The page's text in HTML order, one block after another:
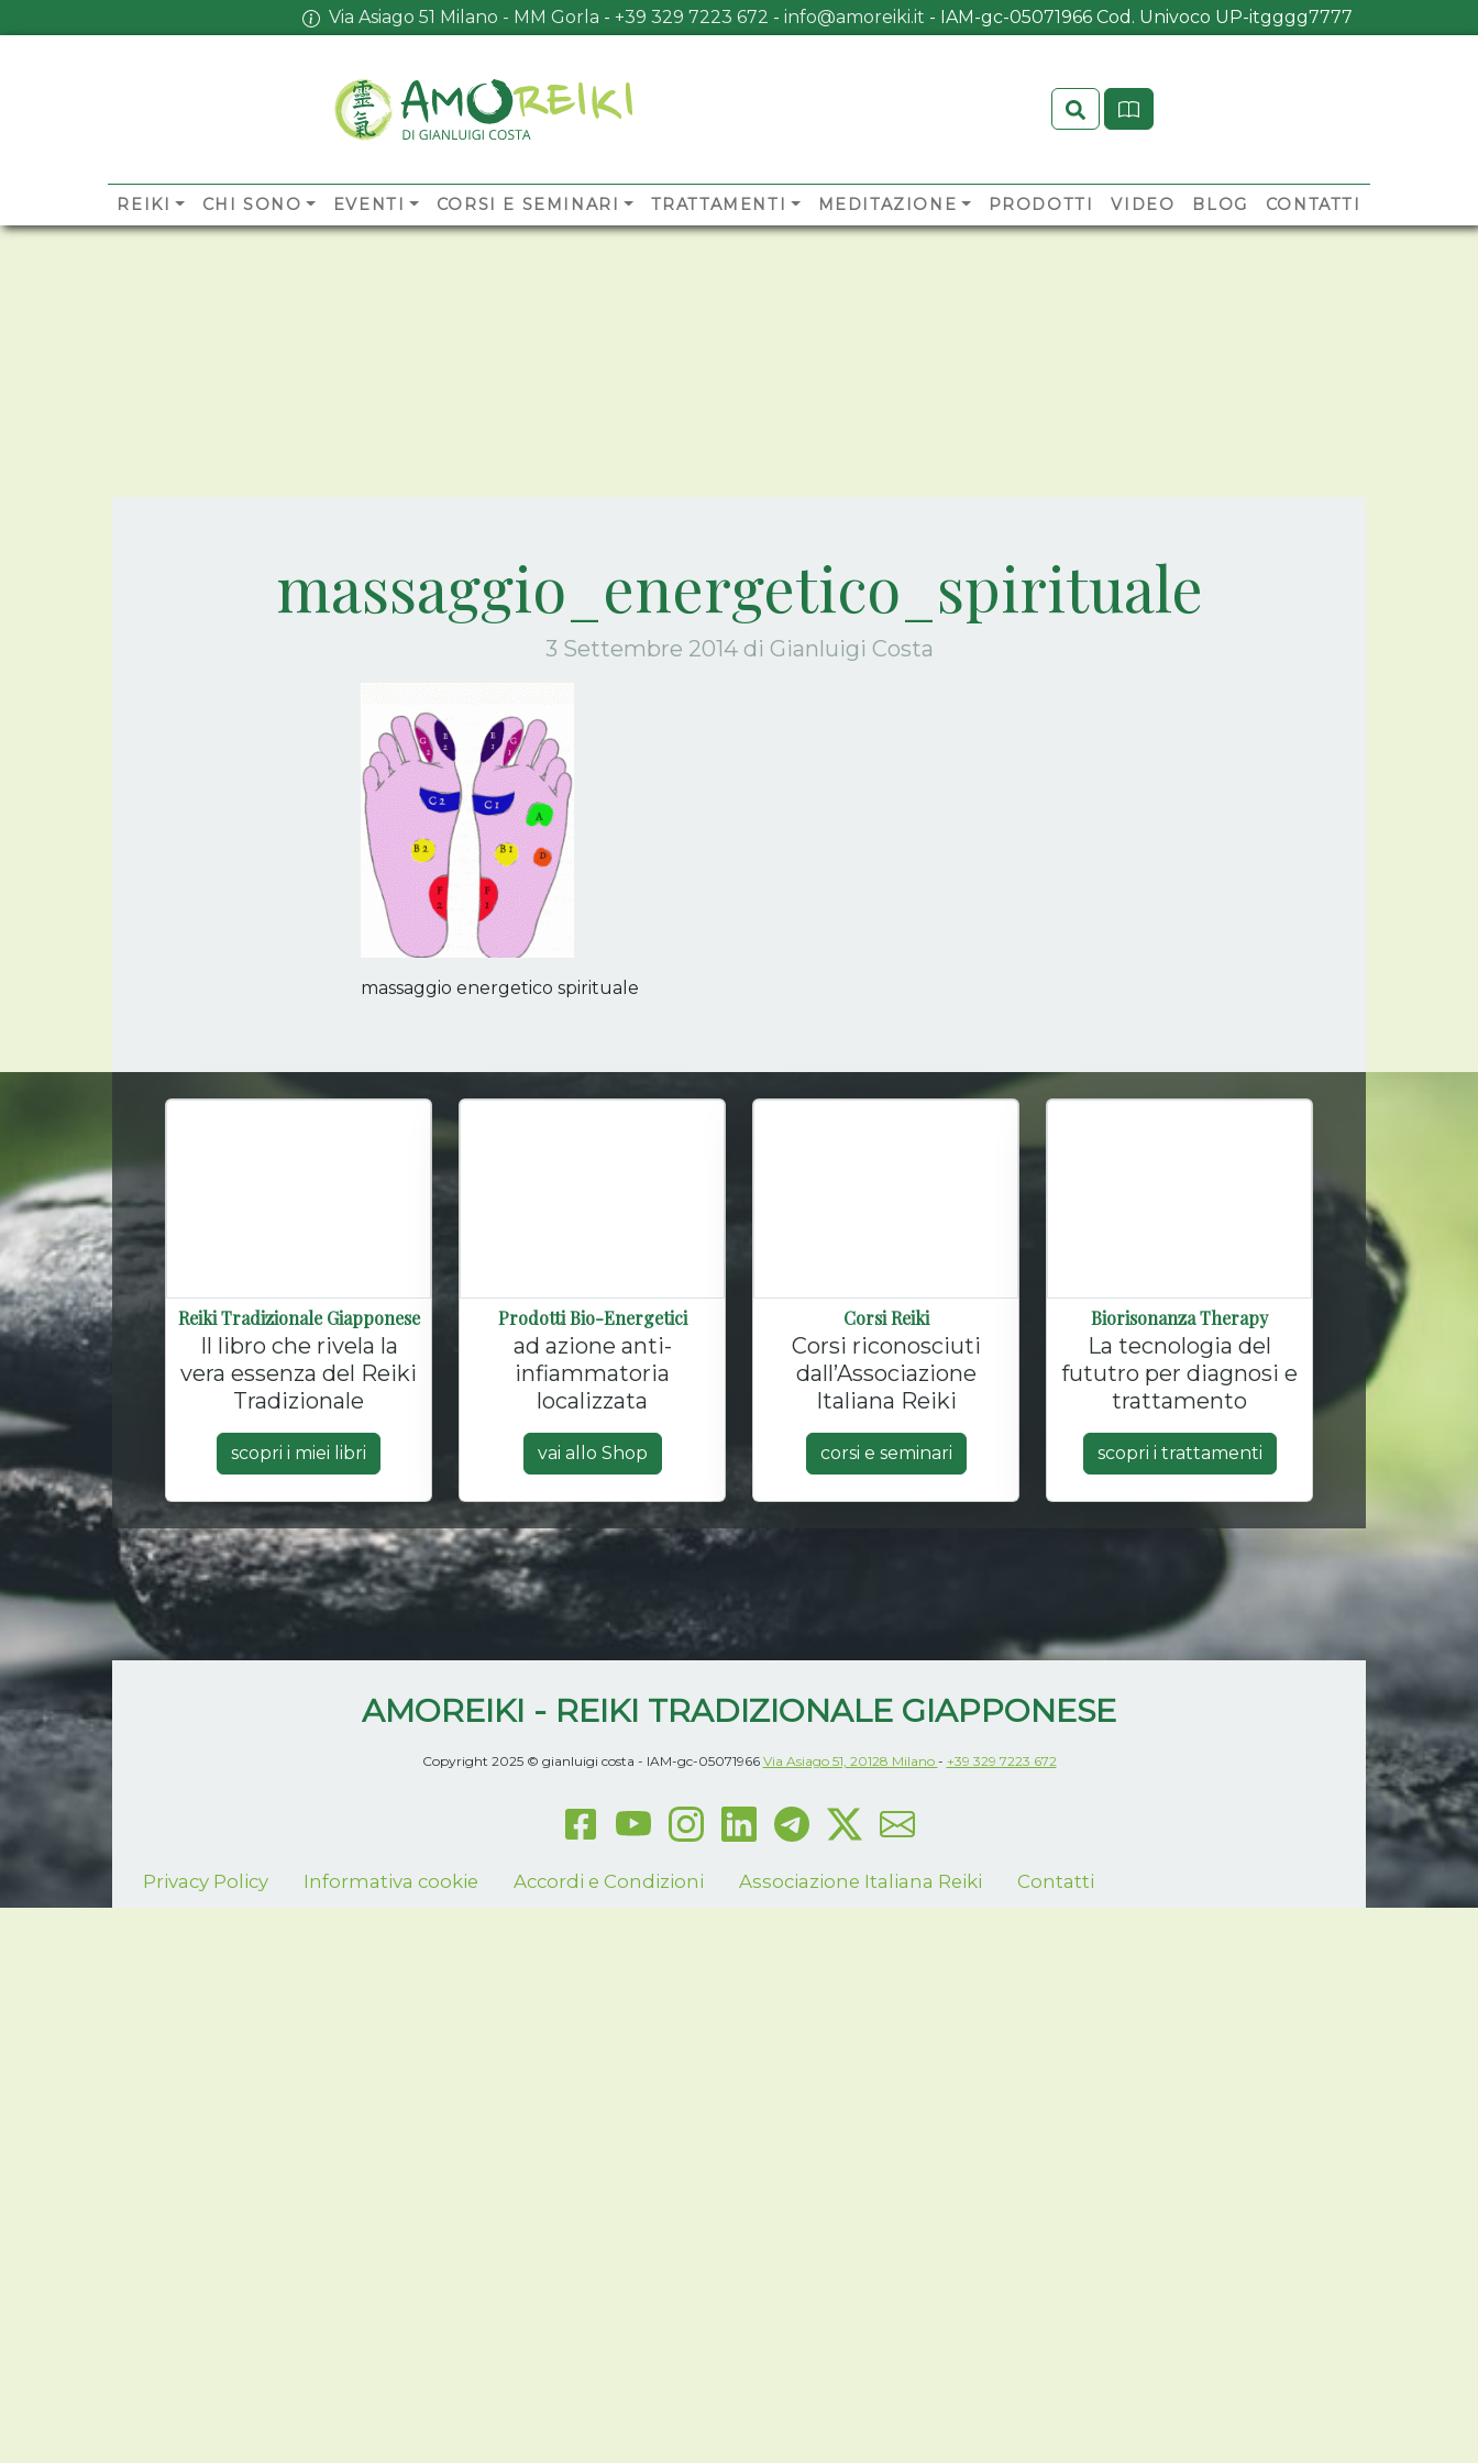
Via Asiago 51 Milano - MM Gorla - +39 329 7223 672 - info@amoreiki.it - ​​IAM-gc-05071966 Cod. Univoco UP-itgggg7777
Search
REIKI CHI SONO EVENTI CORSI E SEMINARI TRATTAMENTI MEDITAZIONE PRODOTTI VIDEO BLOG CONTATTI
massaggio_energetico_spirituale
3 Settembre 2014 di Gianluigi Costa
massaggio energetico spirituale
Reiki Tradizionale Giapponese
Il libro che rivela la
vera essenza del Reiki
Tradizionale
scopri i miei libri
Prodotti Bio-Energetici
ad azione anti-
infiammatoria
localizzata
vai allo Shop
Corsi Reiki
Corsi riconosciuti
dall’Associazione
Italiana Reiki
corsi e seminari
Biorisonanza Therapy
La tecnologia del
fututro per diagnosi e
trattamento
scopri i trattamenti
AMOREIKI - REIKI TRADIZIONALE GIAPPONESE
Copyright 2025 © gianluigi costa - IAM-gc-05071966 Via Asiago 51, 20128 Milano - +39 329 7223 672
Privacy Policy Informativa cookie Accordi e Condizioni Associazione Italiana Reiki Contatti